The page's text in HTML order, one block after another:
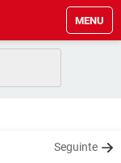
MENU
Seguinte